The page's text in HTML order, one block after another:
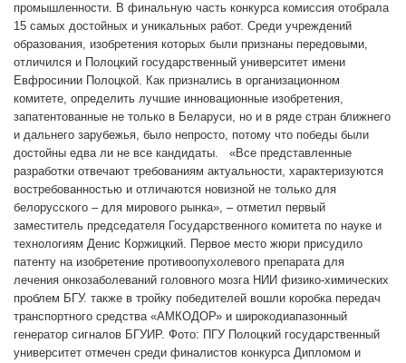
промышленности. В финальную часть конкурса комиссия отобрала
15 самых достойных и уникальных работ. Среди учреждений
образования, изобретения которых были признаны передовыми,
отличился и Полоцкий государственный университет имени
Евфросинии Полоцкой. Как признались в организационном
комитете, определить лучшие инновационные изобретения,
запатентованные не только в Беларуси, но и в ряде стран ближнего
и дальнего зарубежья, было непросто, потому что победы были
достойны едва ли не все кандидаты. «Все представленные
разработки отвечают требованиям актуальности, характеризуются
востребованностью и отличаются новизной не только для
белорусского – для мирового рынка», – отметил первый
заместитель председателя Государственного комитета по науке и
технологиям Денис Коржицкий. Первое место жюри присудило
патенту на изобретение противоопухолевого препарата для
лечения онкозаболеваний головного мозга НИИ физико-химических
проблем БГУ. также в тройку победителей вошли коробка передач
транспортного средства «АМКОДОР» и широкодиапазонный
генератор сигналов БГУИР. Фото: ПГУ Полоцкий государственный
университет отмечен среди финалистов конкурса Дипломом и